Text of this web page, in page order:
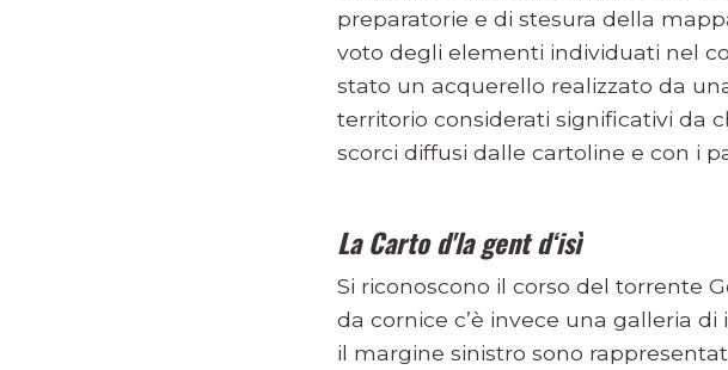
preparatorie e di stesura della
voto degli elementi individuati nel
stato un acquerello realizzato da
territorio considerati significativi da
scorci diffusi dalle cartoline e con i
La Carto d'la gent d‘isì
Si riconoscono il corso del torrente
da cornice c’è invece una galleria
il margine sinistro sono